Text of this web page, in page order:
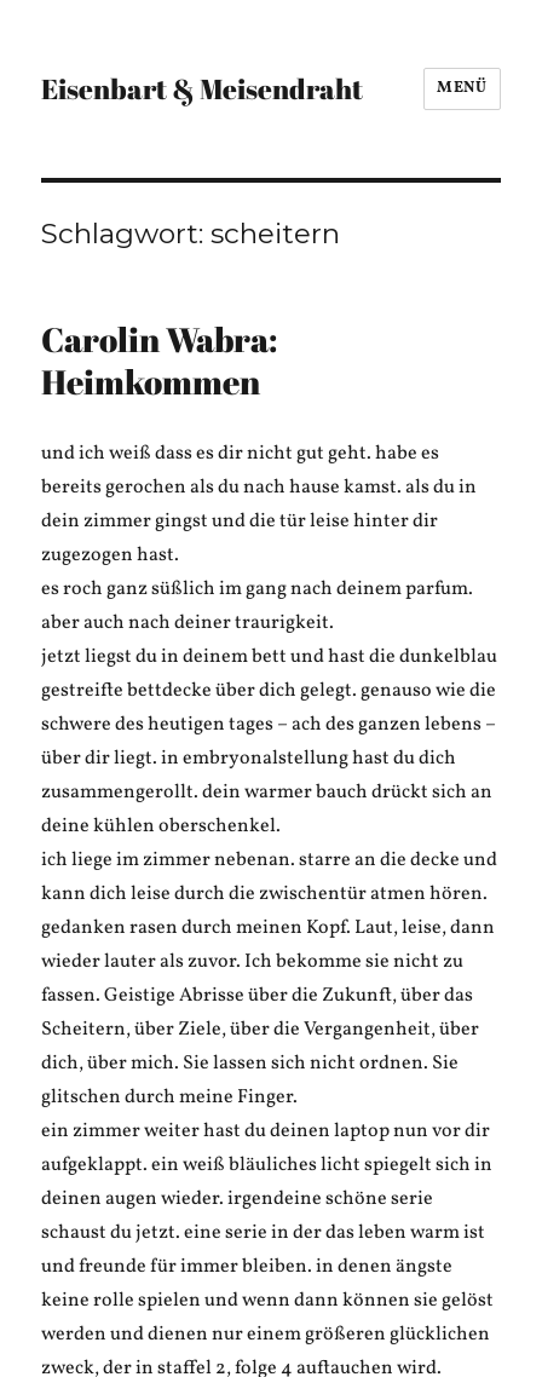
Eisenbart & Meisendraht MENÜ
Schlagwort:scheitern
Carolin Wabra:
Heimkommen
und ich weiß dass es dir nicht gut geht. habe es
bereits gerochen als du nach hause kamst. als du in
dein zimmer gingst und die tür leise hinter dir
zugezogen hast.
es roch ganz süßlich im gang nach deinem parfum.
aber auch nach deiner traurigkeit.
jetzt liegst du in deinem bett und hast die dunkelblau
gestreifte bettdecke über dich gelegt. genauso wie die
schwere des heutigen tages – ach des ganzen lebens –
über dir liegt. in embryonalstellung hast du dich
zusammengerollt. dein warmer bauch drückt sich an
deine kühlen oberschenkel.
ich liege im zimmer nebenan. starre an die decke und
kann dich leise durch die zwischentür atmen hören.
gedanken rasen durch meinen Kopf. Laut, leise, dann
wieder lauter als zuvor. Ich bekomme sie nicht zu
fassen. Geistige Abrisse über die Zukunft, über das
Scheitern, über Ziele, über die Vergangenheit, über
dich, über mich. Sie lassen sich nicht ordnen. Sie
glitschen durch meine Finger.
ein zimmer weiter hast du deinen laptop nun vor dir
aufgeklappt. ein weiß bläuliches licht spiegelt sich in
deinen augen wieder. irgendeine schöne serie
schaust du jetzt. eine serie in der das leben warm ist
und freunde für immer bleiben. in denen ängste
keine rolle spielen und wenn dann können sie gelöst
werden und dienen nur einem größeren glücklichen
zweck, der in staffel 2, folge 4 auftauchen wird.